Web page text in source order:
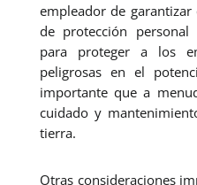
empleador de
de protección
para proteger a los
peligrosas en el
importante que a
cuidado y
tierra.
Otras consideraciones